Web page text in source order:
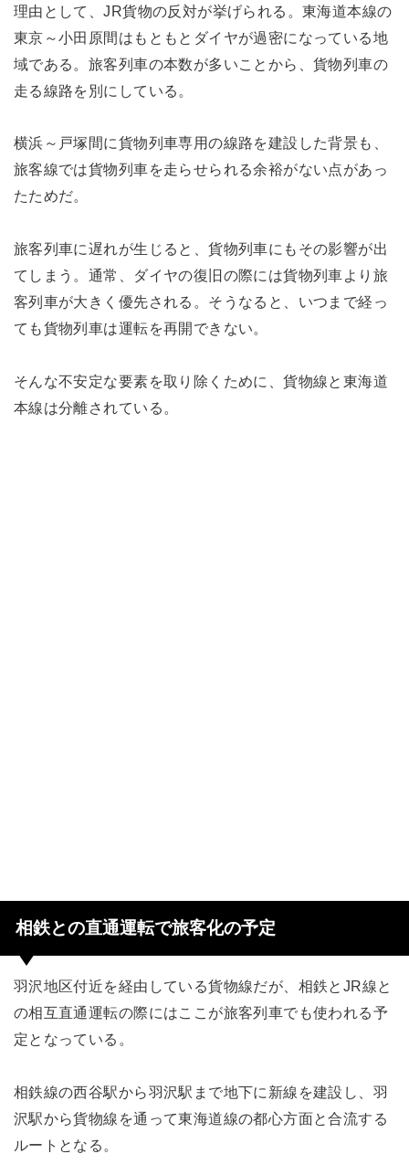
理由として、JR貨物の反対が挙げられる。東海道本線の
東京～小田原間はもともとダイヤが過密になっている地
域である。旅客列車の本数が多いことから、貨物列車の
走る線路を別にしている。
横浜～戸塚間に貨物列車専用の線路を建設した背景も、
旅客線では貨物列車を走らせられる余裕がない点があっ
たためだ。
旅客列車に遅れが生じると、貨物列車にもその影響が出
てしまう。通常、ダイヤの復旧の際には貨物列車より旅
客列車が大きく優先される。そうなると、いつまで経っ
ても貨物列車は運転を再開できない。
そんな不安定な要素を取り除くために、貨物線と東海道
本線は分離されている。
相鉄との直通運転で旅客化の予定
羽沢地区付近を経由している貨物線だが、相鉄とJR線と
の相互直通運転の際にはここが旅客列車でも使われる予
定となっている。
相鉄線の西谷駅から羽沢駅まで地下に新線を建設し、羽
沢駅から貨物線を通って東海道線の都心方面と合流する
ルートとなる。